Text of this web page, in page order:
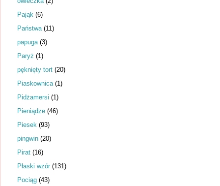
Pająk (6)
Państwa (11)
papuga (3)
Paryż (1)
pęknięty tort (20)
Piaskownica (1)
Pidżamersi (1)
Pieniądze (46)
Piesek (93)
pingwin (20)
Pirat (16)
Płaski wzór (131)
Pociąg (43)